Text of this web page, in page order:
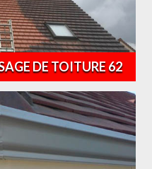
DE TOITURE 62